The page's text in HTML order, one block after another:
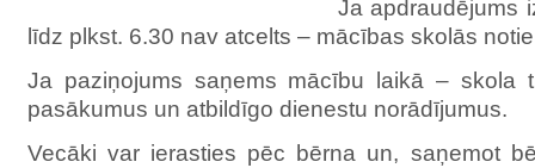
Ja apdraudējums
līdz plkst. 6.30 nav atcelts – mācības skolās
Ja paziņojums saņems mācību laikā – skola
pasākumus un atbildīgo dienestu norādījumus.
Vecāki var ierasties pēc bērna un, saņemot